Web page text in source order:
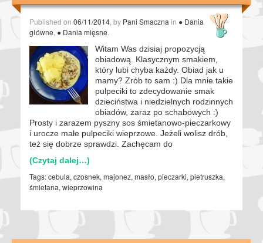
Published on 06/11/2014 , by Pani Smaczna in ● Dania
główne ● Dania mięsne
Witam Was dzisiaj propozycją
obiadową. Klasycznym smakiem,
który lubi chyba każdy. Obiad jak u
mamy? Zrób to sam :) Dla mnie takie
pulpeciki to zdecydowanie smak
dzieciństwa i niedzielnych rodzinnych
obiadów, zaraz po schabowych :)
Prosty i zarazem pyszny sos śmietanowo-pieczarkowy
i urocze małe pulpeciki wieprzowe. Jeżeli wolisz drób,
też się dobrze sprawdzi. Zachęcam do
(Czytaj dalej…)
Tags:cebula, czosnek, majonez, masło, pieczarki, pietruszka,
śmietana, wieprzowina